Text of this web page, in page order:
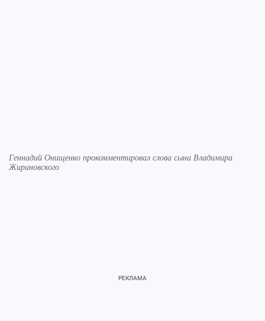
Геннадий Онищенко прокомментировал слова сына Владимира
Жириновского